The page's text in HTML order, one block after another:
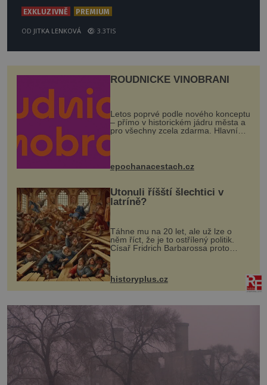
EXKLUZIVNĚ PREMIUM
OD JITKA LENKOVÁ 3.3TIS
ROUDNICKÉ VINOBRANÍ
Letos poprvé podle nového konceptu
– přímo v historickém jádru města a
pro všechny zcela zdarma. Hlavní
program se odehraje na Karlově a
mohou těšit na víno, burčák, pes...
epochanacestach.cz
Utonuli říšští šlechtici v
latríně?
Táhne mu na 20 let, ale už lze o
něm říct, že je to ostřílený politik.
Císař Fridrich Barbarossa proto
posílá svého syna a dědice Jindřicha
VI. do Erfurtu, aby se stal
prostředníkem při řešení sporu m...
historyplus.cz